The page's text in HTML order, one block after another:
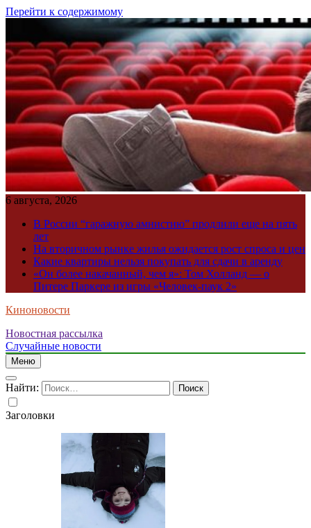
Перейти к содержимому
6 августа, 2026
В России “гаражную амнистию” продлили еще на пять
лет
На вторичном рынке жилья ожидается рост спроса и цен
Какие квартиры нельзя покупать для сдачи в аренду
«Он более накачанный, чем я»: Том Холланд — о
Питере Паркере из игры «Человек-паук 2»
Киноновости
Новостная рассылка
Случайные новости
Меню
Найти:
Заголовки